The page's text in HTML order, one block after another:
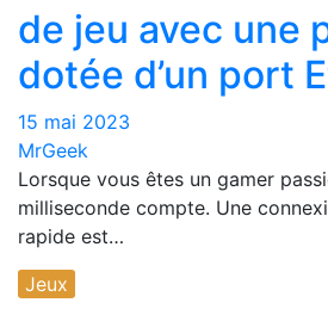
de jeu avec une
dotée d’un port
15 mai 2023
MrGeek
Lorsque vous êtes un gamer
milliseconde compte. Une
rapide est…
Jeux